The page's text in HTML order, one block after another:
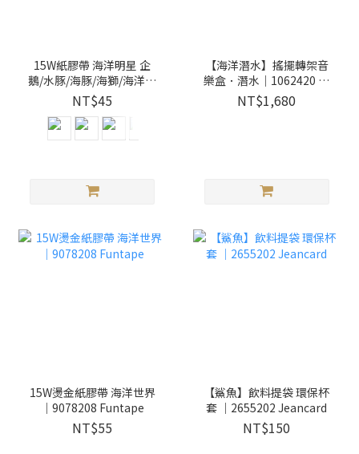
15W紙膠帶 海洋明星 企
鵝/水豚/海豚/海獅/海洋生
物｜Funtape
NT$45
【海洋潛水】搖擺轉架音
樂盒．潛水｜1062420 來
趣
NT$1,680
15W燙金紙膠帶 海洋世界
｜9078208 Funtape
NT$55
【鯊魚】飲料提袋 環保杯
套 ｜2655202 Jeancard
NT$150